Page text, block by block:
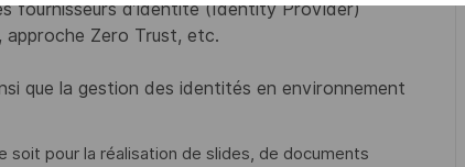
fournisseurs d’identité (Identity Provider)
approche Zero Trust, etc.
que la gestion des identités en environnement
pour la réalisation de slides, de documents